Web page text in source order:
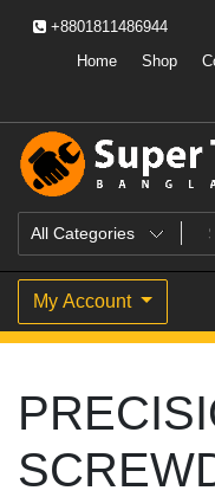
+8801811486944
Home
Shop
Super
Powering Professionals.
My Account